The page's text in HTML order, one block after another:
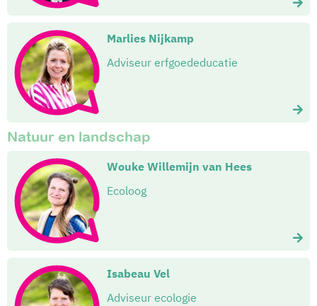
Marlies Nijkamp
Adviseur erfgoededucatie
Natuur en landschap
Wouke Willemijn van Hees
Ecoloog
Isabeau Vel
Adviseur ecologie